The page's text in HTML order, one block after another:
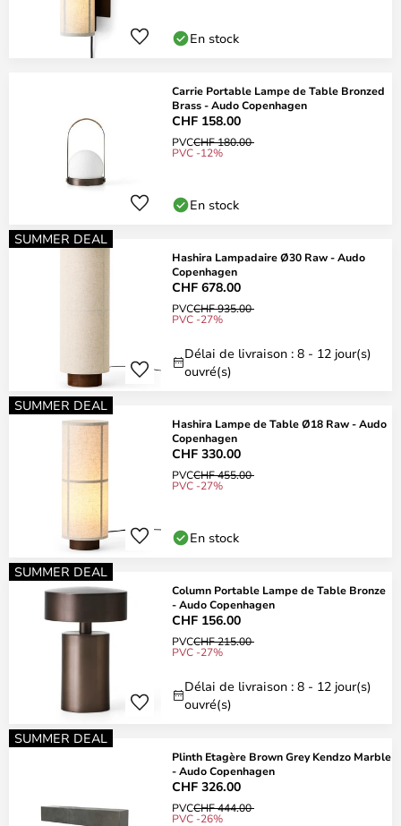
En stock
Carrie Portable Lampe de Table Bronzed
Brass - Audo Copenhagen
CHF 158.00
PVCCHF 180.00
PVC -12%
En stock
SUMMER DEAL
Hashira Lampadaire Ø30 Raw - Audo
Copenhagen
CHF 678.00
PVCCHF 935.00
PVC -27%
Délai de livraison : 8 - 12 jour(s)
ouvré(s)
SUMMER DEAL
Hashira Lampe de Table Ø18 Raw - Audo
Copenhagen
CHF 330.00
PVCCHF 455.00
PVC -27%
En stock
SUMMER DEAL
Column Portable Lampe de Table Bronze
- Audo Copenhagen
CHF 156.00
PVCCHF 215.00
PVC -27%
Délai de livraison : 8 - 12 jour(s)
ouvré(s)
SUMMER DEAL
Plinth Etagère Brown Grey Kendzo Marble
- Audo Copenhagen
CHF 326.00
PVCCHF 444.00
PVC -26%